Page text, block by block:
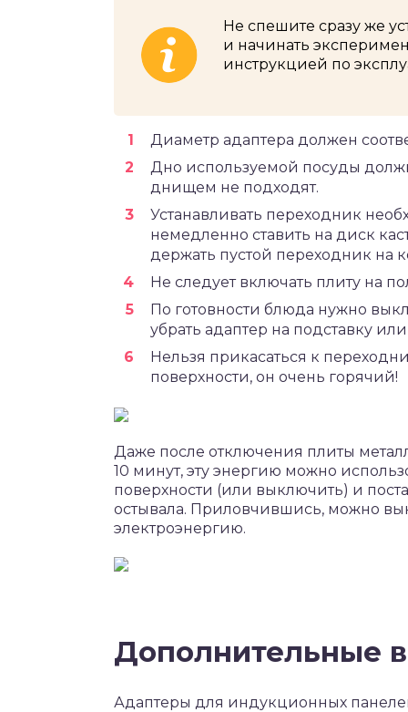
Не спешите сразу же
и начинать
инструкцией по
Диаметр адаптера должен
Дно используемой посуды
днищем не подходят.
Устанавливать переходник
немедленно ставить на диск
держать пустой переходник на
Не следует включать плиту на
По готовности блюда нужно
убрать адаптер на подставку
Нельзя прикасаться к
поверхности, он очень горячий!
Даже после отключения плиты
10 минут, эту энергию можно
поверхности (или выключить) и
остывала. Приловчившись, можно
электроэнергию.
Дополнительные
Адаптеры для индукционных